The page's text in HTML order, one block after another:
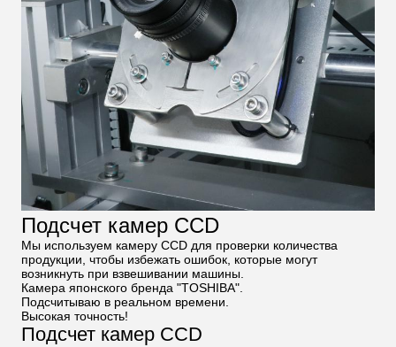
Подсчет камер CCD
Мы используем камеру CCD для проверки количества
продукции, чтобы избежать ошибок, которые могут
возникнуть при взвешивании машины.
Камера японского бренда "TOSHIBA".
Подсчитываю в реальном времени.
Высокая точность!
Подсчет камер CCD